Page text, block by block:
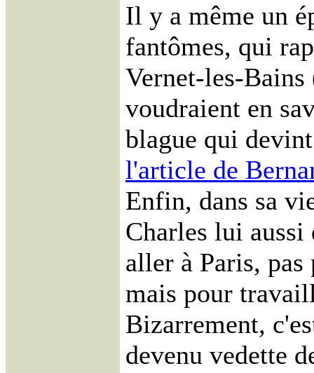
Il y a même un
fantômes, qui
Vernet-les-
voudraient en
blague qui
l'article de
Enfin, dans sa
Charles lui
aller à Paris,
mais pour
Bizarrement,
devenu vedette